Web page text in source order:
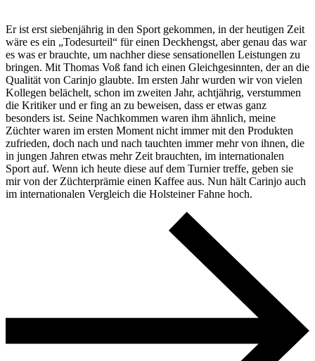
Er ist erst siebenjährig in den Sport gekommen, in der heutigen Zeit
wäre es ein „Todesurteil“ für einen Deckhengst, aber genau das war
es was er brauchte, um nachher diese sensationellen Leistungen zu
bringen. Mit Thomas Voß fand ich einen Gleichgesinnten, der an die
Qualität von Carinjo glaubte. Im ersten Jahr wurden wir von vielen
Kollegen belächelt, schon im zweiten Jahr, achtjährig, verstummen
die Kritiker und er fing an zu beweisen, dass er etwas ganz
besonders ist. Seine Nachkommen waren ihm ähnlich, meine
Züchter waren im ersten Moment nicht immer mit den Produkten
zufrieden, doch nach und nach tauchten immer mehr von ihnen, die
in jungen Jahren etwas mehr Zeit brauchten, im internationalen
Sport auf. Wenn ich heute diese auf dem Turnier treffe, geben sie
mir von der Züchterprämie einen Kaffee aus. Nun hält Carinjo auch
im internationalen Vergleich die Holsteiner Fahne hoch.